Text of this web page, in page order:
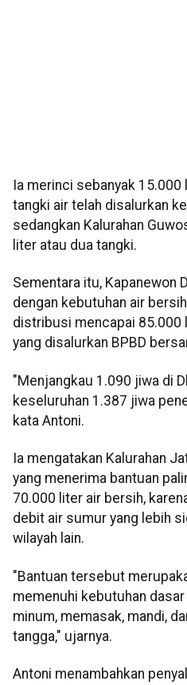
Ia merinci sebanyak
tangki air telah disalurkan
sedangkan Kalurahan
liter atau dua tangki.
Sementara itu, Kapanewon
dengan kebutuhan air
distribusi mencapai 85.000
yang disalurkan BPBD
"Menjangkau 1.090 jiwa di
keseluruhan 1.387 jiwa
kata Antoni.
Ia mengatakan Kalurahan
yang menerima bantuan
70.000 liter air bersih,
debit air sumur yang lebih
wilayah lain.
"Bantuan tersebut
memenuhi kebutuhan
minum, memasak, mandi,
tangga," ujarnya.
Antoni menambahkan